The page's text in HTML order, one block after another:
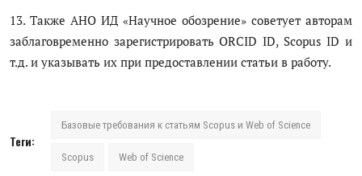
13. Также АНО ИД «Научное обозрение» советует авторам
заблаговременно зарегистрировать ORCID ID, Scopus ID и
т.д. и указывать их при предоставлении статьи в работу.
Теги:
Базовые требования к статьям Scopus и Web of Science
Scopus Web of Science